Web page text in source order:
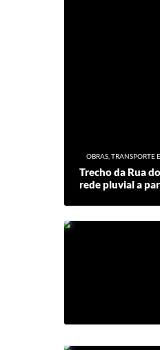
OBRAS, TRANSPORTE
Trecho da Rua
rede pluvial a